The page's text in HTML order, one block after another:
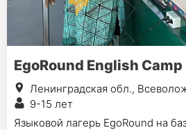
EgoRound English Camp
Ленинградская обл.,
9-15 лет
Языковой лагерь EgoRound на